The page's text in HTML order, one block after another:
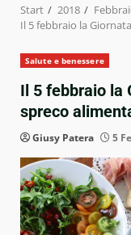
Start 2018
Il 5 febbraio la
Salute e benessere
Il 5 febbraio la
spreco
Giusy Patera 5